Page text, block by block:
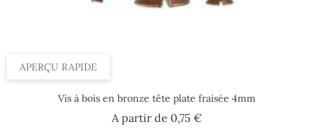
APERÇU RAPIDE
Vis à bois en bronze tête plate fraisée 4mm
A partir de 0,75 €Prix